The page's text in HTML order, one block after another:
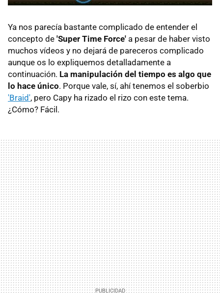
Ya nos parecía bastante complicado de entender el
concepto de 'Super Time Force' a pesar de haber visto
muchos vídeos y no dejará de pareceros complicado
aunque os lo expliquemos detalladamente a
continuación. La manipulación del tiempo es algo que
lo hace único. Porque vale, sí, ahí tenemos el soberbio
'Braid', pero Capy ha rizado el rizo con este tema.
¿Cómo? Fácil.